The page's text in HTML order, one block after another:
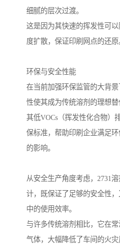
细腻的层次过渡。
这是因为其快速的挥发性可
度扩散，保证印刷网点的还原
环保与安全性能
在当前加强环保监管的大背
性使其成为传统溶剂的理想替
其低VOCs（挥发性化合物）
保标准，帮助印刷企业满足
的影响。
从安全生产角度考虑，2731
计，既保证了足够的安全性
中的使用效率。
与许多传统溶剂相比，它在
气体，大幅降低了车间的火灾